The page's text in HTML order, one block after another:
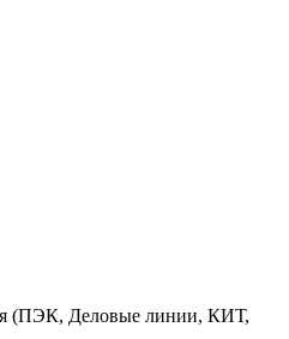
(ПЭК, Деловые линии, КИТ,